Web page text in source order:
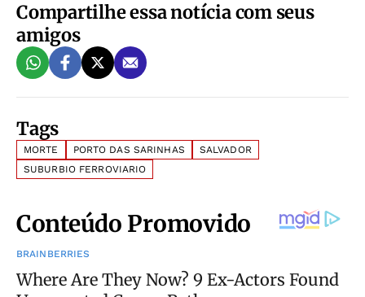
Compartilhe essa notícia com seus
amigos
Tags
MORTE PORTO DAS SARINHAS
SALVADOR
SUBURBIO FERROVIARIO